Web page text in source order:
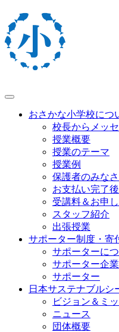
おさかな小学校につ
校長からメッ
授業概要
授業のテーマ
授業例
保護者のみな
お支払い完了
受講料＆お申
スタッフ紹介
出張授業
サポーター制度・寄
サポーターに
サポーター企業
サポーター
日本サステナブルシ
ビジョン＆ミ
ニュース
団体概要